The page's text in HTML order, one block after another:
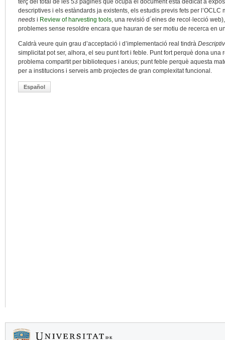
terç del total de les 53 pàgines que ocupa el document està dedicat a
descriptives i els estàndards ja existents, els estudis previs fets per
needs i Review of harvesting tools, una revisió d´eines de recol·lecció
problemes sense resoldre encara que hauran de ser motiu de recerca en
Caldrà veure quin grau d’acceptació i d’implementació real tindrà
simplicitat pot ser, alhora, el seu punt fort i feble. Punt fort perquè dona
problema compartit per biblioteques i arxius; punt feble perquè aquesta
per a institucions i serveis amb projectes de gran complexitat funcional.
Español